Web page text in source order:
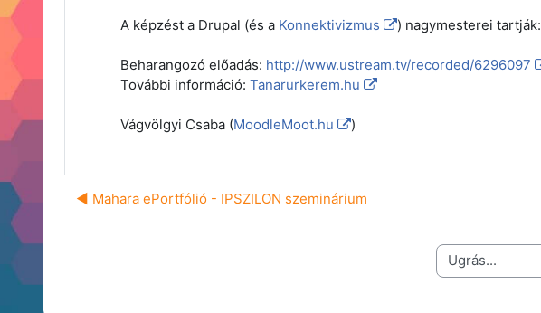
A képzést a Drupal (és a Konnektivizmus ) nagymesterei tartják:
Beharangozó előadás: http://www.ustream.tv/recorded/6296097
További információ: Tanarurkerem.hu
Vágvölgyi Csaba (MoodleMoot.hu
)
◀︎ Mahara ePortfólió - IPSZILON szeminárium
Ugrás...